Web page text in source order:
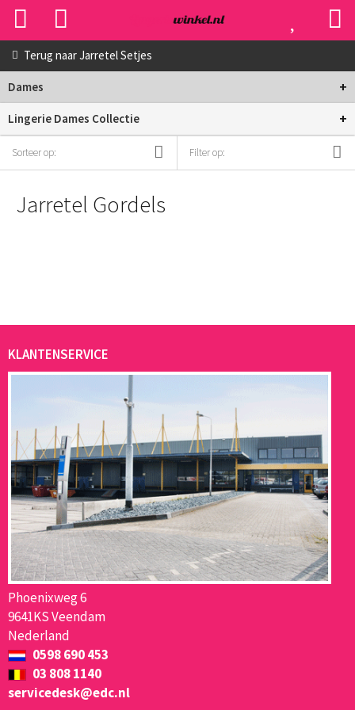
Terug naarJarretel Setjes
Dames +
Lingerie Dames Collectie +
Sorteer op: Filter op:
Jarretel Gordels
KLANTENSERVICE
Phoenixweg 6
9641KS Veendam
Nederland
0598 690 453
03 808 1140
servicedesk@edc.nl